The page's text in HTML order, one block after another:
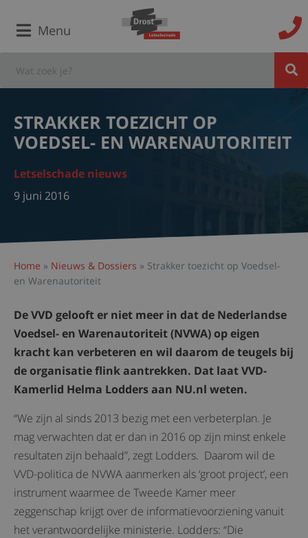
Menu
STRAKKER TOEZICHT OP
VOEDSEL- EN WARENAUTORITEIT
Letselschade nieuws
9 juni 2016
Home » Nieuws & Dossiers » Strakker toezicht op Voedsel-
en Warenautoriteit
De VVD gelooft er niet meer in dat de Nederlandse
Voedsel- en Warenautoriteit (NVWA) op eigen
kracht kan verbeteren en wil daarom de teugels bij
de organisatie flink aantrekken. Dat laat VVD-
Kamerlid Helma Lodders aan NU.nl weten.
“We zijn al sinds 2013 bezig met een verbeterplan. Je
mag verwachten dat er dan in 2016 op zijn minst enkele
resultaten zijn behaald”, zegt Lodders. Daarom wil de
VVD-politica de NVWA aanmerken als ‘groot project’, een
instrument waarmee de Tweede Kamer meer
zeggenschap krijgt over de informatievoorziening vanuit
het verantwoordelijke ministerie. Lodders: “Die